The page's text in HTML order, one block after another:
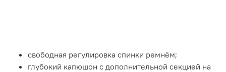
свободная регулировка спинки ремнём;
глубокий капюшон с дополнительной секцией на